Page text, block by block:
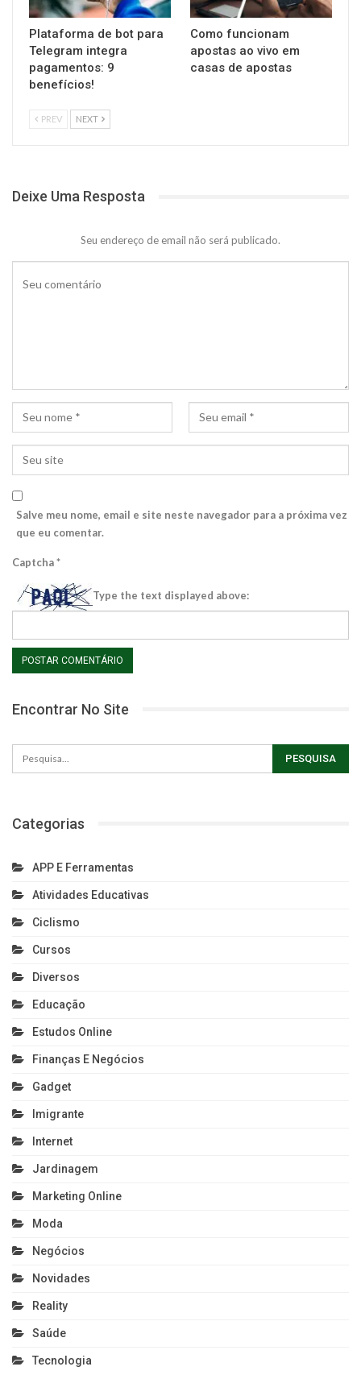
Plataforma de bot para
Telegram integra
pagamentos: 9
benefícios!
Como funcionam
apostas ao vivo em
casas de apostas
PREV NEXT
Deixe Uma Resposta
Seu endereço de email não será publicado.
Salve meu nome, email e site neste navegador para a próxima vez
que eu comentar.
Captcha*
Type the text displayed above:
Encontrar No Site
Categorias
APP E Ferramentas
Atividades Educativas
Ciclismo
Cursos
Diversos
Educação
Estudos Online
Finanças E Negócios
Gadget
Imigrante
Internet
Jardinagem
Marketing Online
Moda
Negócios
Novidades
Reality
Saúde
Tecnologia